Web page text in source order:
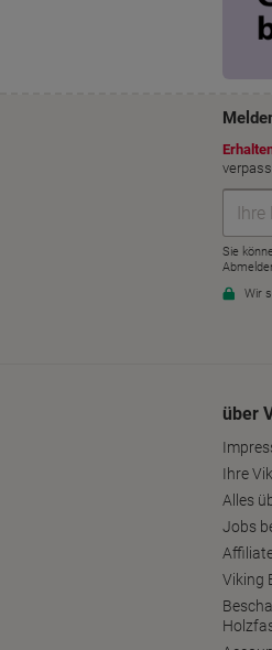
über
Ihre
Alles
Jobs
Viking